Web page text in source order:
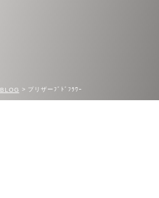
BLOG プリザーﾌﾞﾄﾞﾌﾗﾜｰ